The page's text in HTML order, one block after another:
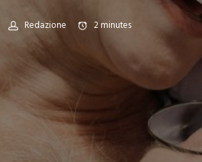
Redazione 2minutes